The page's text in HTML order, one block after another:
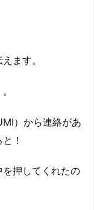
ます。
）から連絡があ
！
押してくれたの